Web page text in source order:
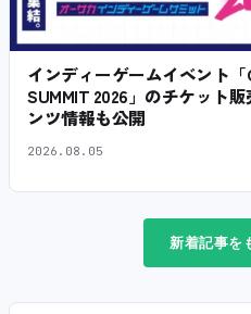
インディーゲームイベント「
SUMMIT 2026」のチケット
ンツ情報も公開
2026.08.05
新着記事を